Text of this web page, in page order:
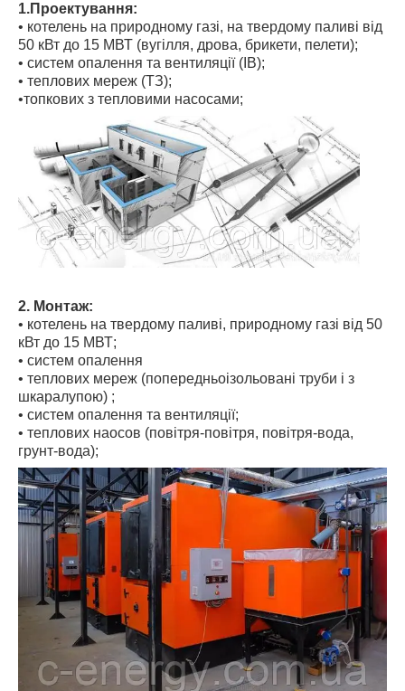
1.Проектування:
• котелень на природному газі, на твердому паливі від
50 кВт до 15 МВТ (вугілля, дрова, брикети, пелети);
• систем опалення та вентиляції (ІВ);
• теплових мереж (ТЗ);
•топкових з тепловими насосами;
2. Монтаж:
• котелень на твердому паливі, природному газі від 50
кВт до 15 МВТ;
• систем опалення
• теплових мереж (попередньоізольовані труби і з
шкаралупою) ;
• систем опалення та вентиляції;
• теплових наосов (повітря-повітря, повітря-вода,
грунт-вода);